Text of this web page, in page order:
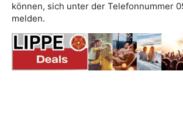
können, sich unter der Telefonnummer
melden.